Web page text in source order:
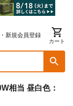
新規会員登録
カート
相当 昼白色：